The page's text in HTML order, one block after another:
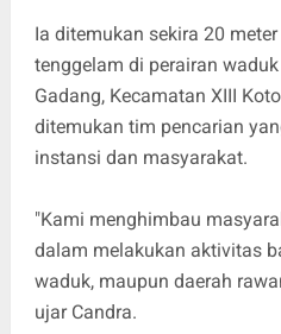
Ia ditemukan sekira 20
tenggelam di perairan
Gadang, Kecamatan XIII
ditemukan tim pencarian
instansi dan masyarakat.
"Kami menghimbau
dalam melakukan aktivitas
waduk, maupun daerah
ujar Candra.